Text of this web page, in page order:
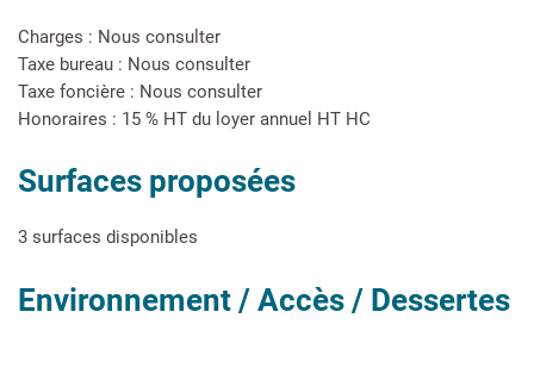
Charges : Nous consulter
Taxe bureau : Nous consulter
Taxe foncière : Nous consulter
Honoraires : 15 % HT du loyer annuel HT HC
Surfaces proposées
3 surfaces disponibles
Environnement / Accès / Dessertes